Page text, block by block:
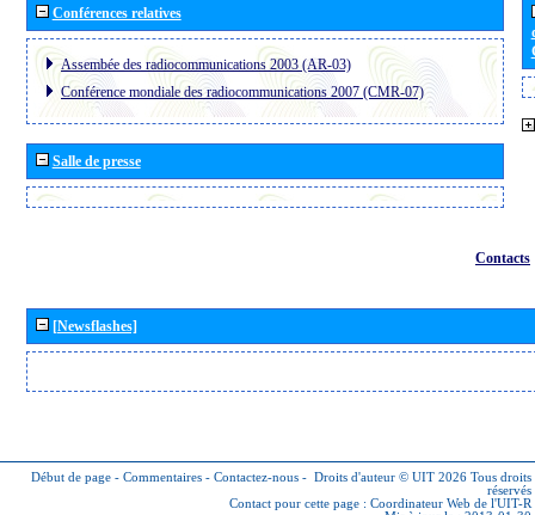
Conférences relatives
Assembée des radiocommunications 2003 (AR-03)
Conférence mondiale des radiocommunications 2007 (CMR-07)
Salle de presse
Contacts
[Newsflashes]
Début de page - Commentaires - Contactez-nous - Droits d'auteur © UIT 2026 Tous droits
réservés
Contact pour cette page : Coordinateur Web de l'UIT-R